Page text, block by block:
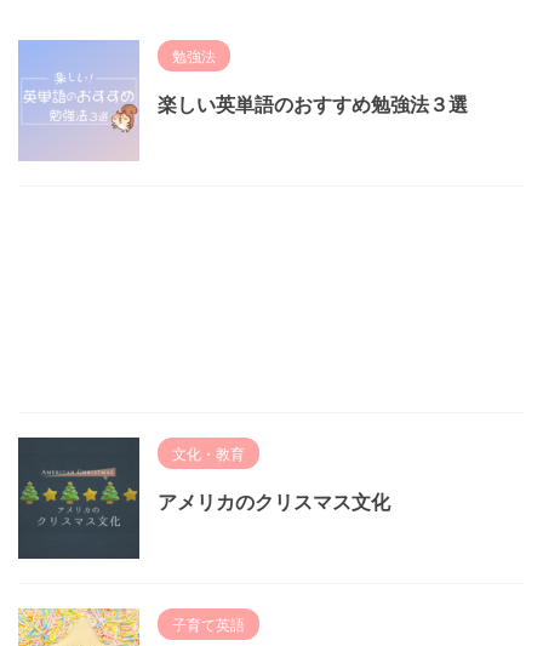
勉強法
楽しい英単語のおすすめ勉強法３選
文化・教育
アメリカのクリスマス文化
子育て英語